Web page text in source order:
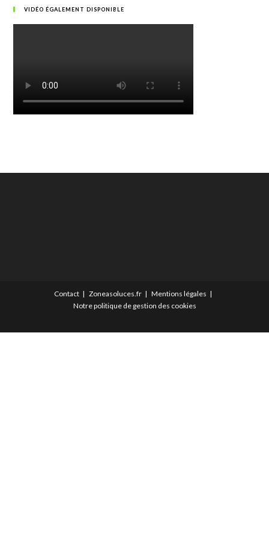
VIDÉO ÉGALEMENT DISPONIBLE
Contact Zoneasoluces.fr
Mentions légales
Notre politique de gestion des cookies